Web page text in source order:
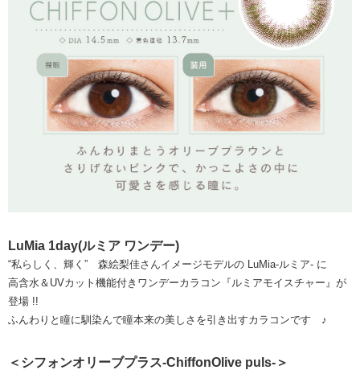
LuMia 1day(ルミア ワンデー)
“私らしく、輝く” 森絵梨佳さんイメージモデルの LuMia-ルミア- に
高含水＆UVカット機能付きワンデーカラコン『ルミアモイスチャー』が
登場 !!
ふんわりと瞳に馴染んで瞳本来の美しさを引き出すカラコンです ♪
＜シフォンオリーブプラス-ChiffonOlive puls-＞